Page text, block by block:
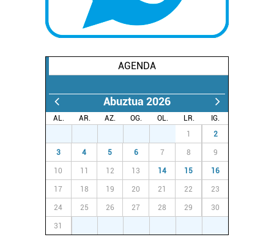
AGENDA
Abuztua 2026
AL. AR. AZ. OG. OL. LR.
IG.
1 2
3 4 5 6 7 8 9
10 11 12 13 14 15 16
17 18 19 20 21 22 23
24 25 26 27 28 29 30
31